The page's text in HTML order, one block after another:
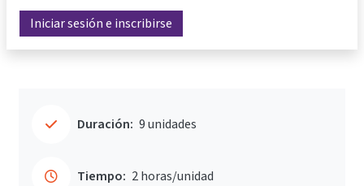
Iniciar sesión e inscribirse
Duración: 9 unidades
Tiempo: 2 horas/unidad